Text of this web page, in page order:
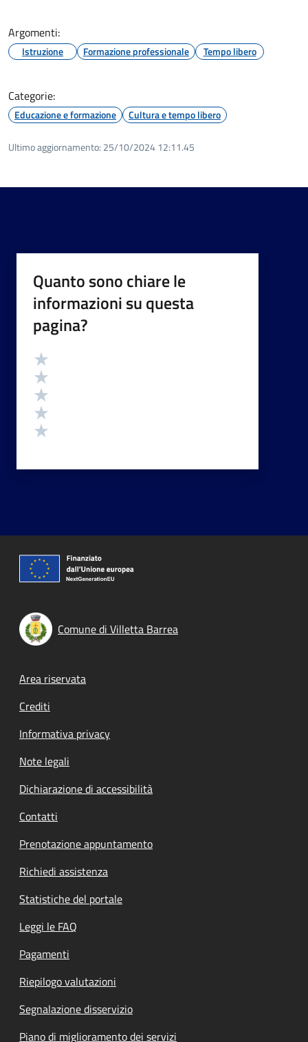
Argomenti:
Istruzione Formazione professionale Tempo libero
Categorie:
Educazione e formazione Cultura e tempo libero
Ultimo aggiornamento: 25/10/2024 12:11.45
Quanto sono chiare le
informazioni su questa
pagina?
Valutazione
Comune di Villetta Barrea
Footer menu
Area riservata
Crediti
Informativa privacy
Note legali
Dichiarazione di accessibilità
Contatti
Prenotazione appuntamento
Richiedi assistenza
Statistiche del portale
Leggi le FAQ
Pagamenti
Riepilogo valutazioni
Segnalazione disservizio
Piano di miglioramento dei servizi